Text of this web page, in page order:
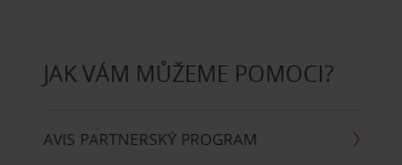
JAK VÁM MŮŽEME POMOCI?
AVIS PARTNERSKÝ PROGRAM